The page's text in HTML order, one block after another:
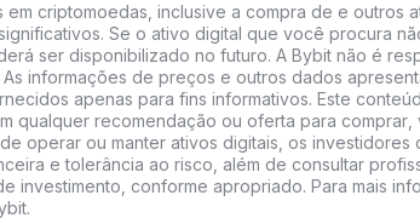
em criptomoedas, inclusive a compra de e outros
Se o ativo digital que você procura
ser disponibilizado no futuro. A Bybit não é
As informações de preços e outros dados
apenas para fins informativos. Este
qualquer recomendação ou oferta para
operar ou manter ativos digitais, os investidores
e tolerância ao risco, além de consultar
investimento, conforme apropriado. Para mais